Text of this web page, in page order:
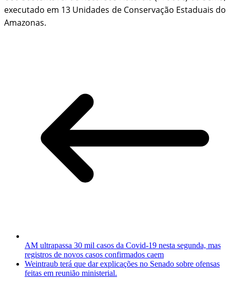
executado em 13 Unidades de Conservação Estaduais do
Amazonas.
AM ultrapassa 30 mil casos da Covid-19 nesta segunda, mas
registros de novos casos confirmados caem
Weintraub terá que dar explicações no Senado sobre ofensas
feitas em reunião ministerial.